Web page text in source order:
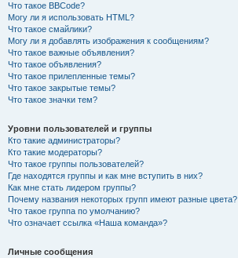
Что такое BBCode?
Могу ли я использовать HTML?
Что такое смайлики?
Могу ли я добавлять изображения к сообщениям?
Что такое важные объявления?
Что такое объявления?
Что такое прилепленные темы?
Что такое закрытые темы?
Что такое значки тем?
Уровни пользователей и группы
Кто такие администраторы?
Кто такие модераторы?
Что такое группы пользователей?
Где находятся группы и как мне вступить в них?
Как мне стать лидером группы?
Почему названия некоторых групп имеют разные цвета?
Что такое группа по умолчанию?
Что означает ссылка «Наша команда»?
Личные сообщения